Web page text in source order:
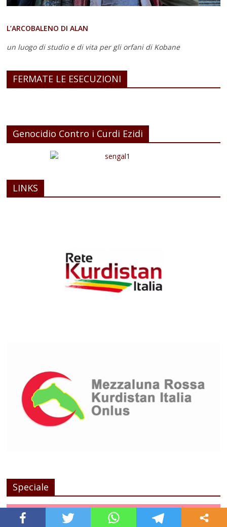
L’ARCOBALENO DI ALAN
un luogo di studio e di vita per gli orfani di Kobane
FERMATE LE ESECUZIONI
Genocidio Contro i Curdi Ezidi
LINKS
Speciale